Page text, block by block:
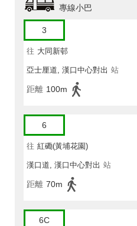
專線小巴
3
往 大同新邨
亞士厘道, 漢口中心對出 站
距離 100m
6
往 紅磡(黃埔花園)
漢口道, 漢口中心對出 站
距離 70m
6C